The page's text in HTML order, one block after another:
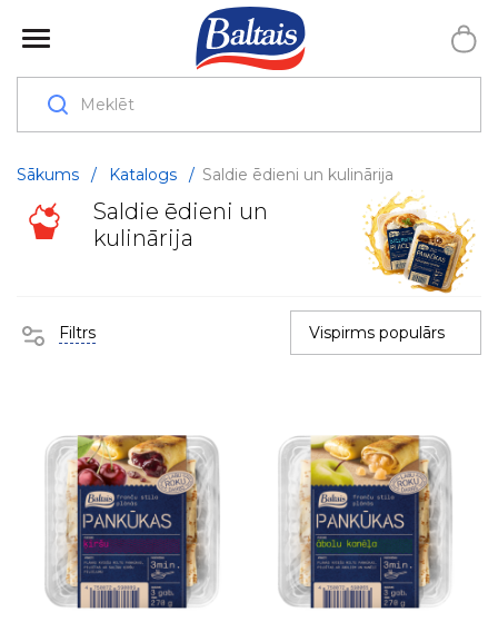
Sākums / Katalogs / Saldie ēdieni un kulinārija
Saldie ēdieni un
kulinārija
Filtrs